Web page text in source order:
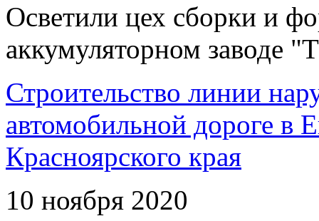
Осветили цех сборки и
аккумуляторном заводе
Строительство линии
автомобильной дороге в
Красноярского края
10 ноября 2020